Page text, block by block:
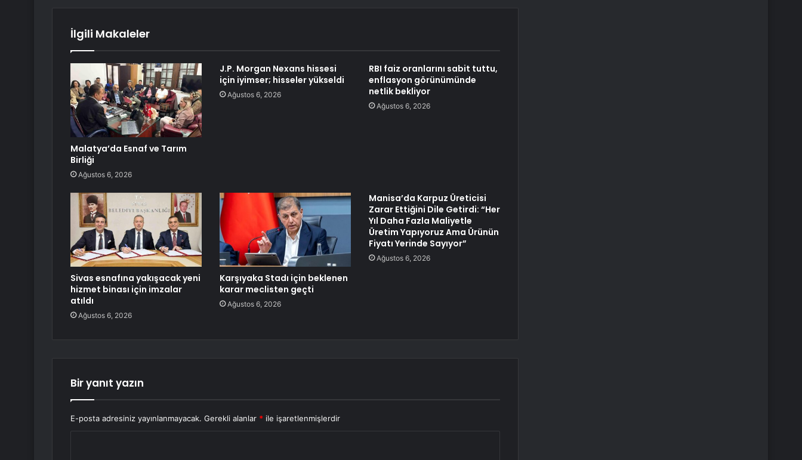
İlgili Makaleler
Malatya’da Esnaf ve Tarım
Birliği
Ağustos 6, 2026
J.P. Morgan Nexans hissesi
için iyimser; hisseler yükseldi
Ağustos 6, 2026
RBI faiz oranlarını sabit tuttu,
enflasyon görünümünde
netlik bekliyor
Ağustos 6, 2026
Sivas esnafına yakışacak yeni
hizmet binası için imzalar
atıldı
Ağustos 6, 2026
Karşıyaka Stadı için beklenen
karar meclisten geçti
Ağustos 6, 2026
Manisa’da Karpuz Üreticisi
Zarar Ettiğini Dile Getirdi: “Her
Yıl Daha Fazla Maliyetle
Üretim Yapıyoruz Ama Ürünün
Fiyatı Yerinde Sayıyor”
Ağustos 6, 2026
Bir yanıt yazın
E-posta adresiniz yayınlanmayacak. Gerekli alanlar * ile işaretlenmişlerdir